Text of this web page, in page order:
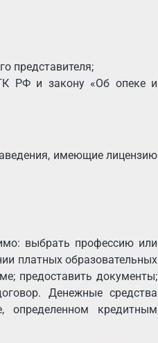
представителя;
РФ и закону «Об опеке и
имеющие лицензию
выбрать профессию или
платных образовательных
предоставить документы;
Денежные средства
определенном кредитным